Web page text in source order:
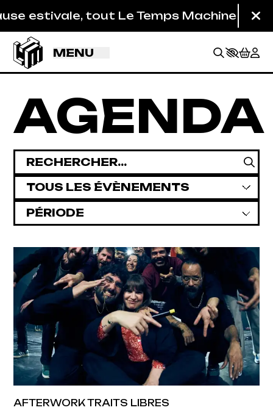
tout Le Temps Machine est fermé
MENU
AGENDA
Rechercher
Catégories
Les périodes
AFTERWORK TRAITS LIBRES